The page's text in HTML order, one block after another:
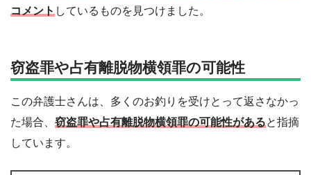
コメント しているものを見つけました。
窃盗罪や占有離脱物横領罪の可能性
この弁護士さんは、多くのお釣りを受けとって返さなかっ
た場合、 窃盗罪や占有離脱物横領罪の可能性があると指摘
しています。